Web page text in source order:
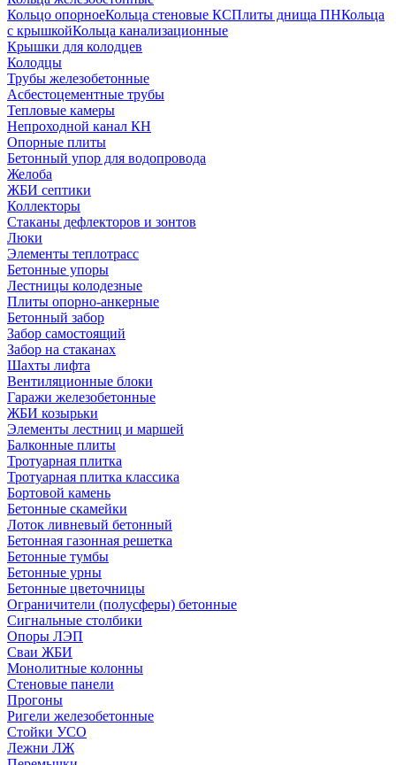
Кольцо опорноеКольца стеновые КСПлиты днища ПНКольца
с крышкойКольца канализационные
Крышки для колодцев
Колодцы
Трубы железобетонные
Асбестоцементные трубы
Тепловые камеры
Непроходной канал КН
Опорные плиты
Бетонный упор для водопровода
Желоба
ЖБИ септики
Коллекторы
Стаканы дефлекторов и зонтов
Люки
Элементы теплотрасс
Бетонные упоры
Лестницы колодезные
Плиты опорно-анкерные
Бетонный забор
Забор самостоящий
Забор на стаканах
Шахты лифта
Вентиляционные блоки
Гаражи железобетонные
ЖБИ козырьки
Элементы лестниц и маршей
Балконные плиты
Тротуарная плитка
Тротуарная плитка классика
Бортовой камень
Бетонные скамейки
Лоток ливневый бетонный
Бетонная газонная решетка
Бетонные тумбы
Бетонные урны
Бетонные цветочницы
Ограничители (полусферы) бетонные
Сигнальные столбики
Опоры ЛЭП
Сваи ЖБИ
Монолитные колонны
Стеновые панели
Прогоны
Ригели железобетонные
Стойки УСО
Лежни ЛЖ